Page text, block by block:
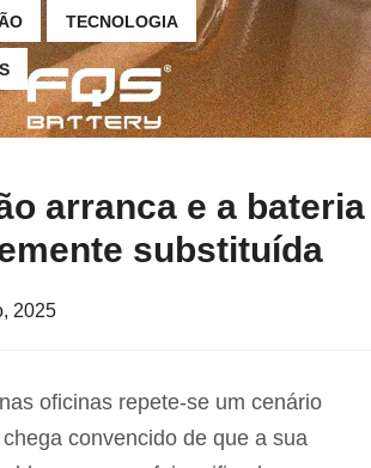
TECNOLOGIA
arranca e a bateria
substituída
2025
oficinas repete-se um cenário
convencido de que a sua